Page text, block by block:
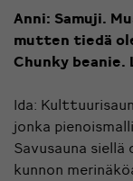
Anni: Samuji.
mutten tiedä
Chunky beanie.
Ida:
jonka
Savusauna
kunnon